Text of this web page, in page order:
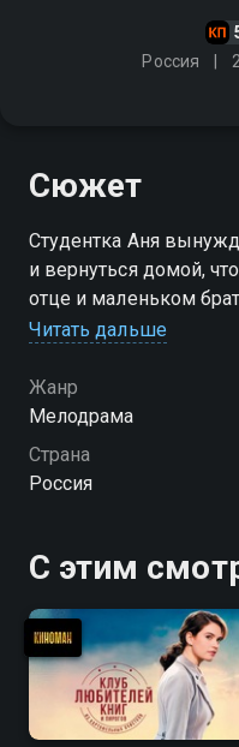
Россия
Сюжет
Студентка Аня
и вернуться домой,
отце и маленьком
выясняется, родила от
Посмотреть онлайн 1
можете совершенно
качестве на Смотрёшке
Читать дальше
Жанр
Мелодрама
Страна
Россия
С этим